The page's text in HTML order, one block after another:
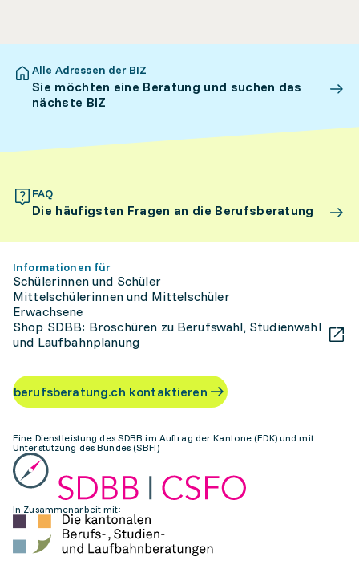
Alle Adressen der BIZ
Sie möchten eine Beratung und suchen das
nächste BIZ
FAQ
Die häufigsten Fragen an die Berufsberatung
Informationen für
Schülerinnen und Schüler
Mittelschülerinnen und Mittelschüler
Erwachsene
Shop SDBB: Broschüren zu Berufswahl, Studienwahl
und Laufbahnplanung
berufsberatung.ch kontaktieren
Eine Dienstleistung des SDBB im Auftrag der Kantone (EDK) und mit
Unterstützung des Bundes (SBFI)
In Zusammenarbeit mit: